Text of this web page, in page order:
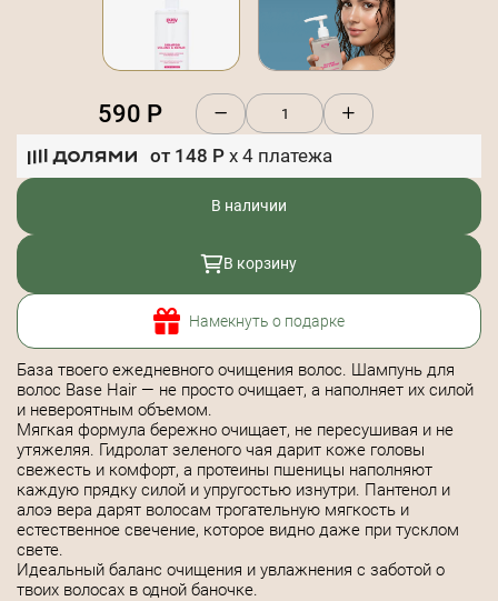
590 Р
от 148 Р x 4 платежа
В наличии
В корзину
Намекнуть о подарке
База твоего ежедневного очищения волос. Шампунь для
волос Base Hair — не просто очищает, а наполняет их силой
и невероятным объемом.
Мягкая формула бережно очищает, не пересушивая и не
утяжеляя. Гидролат зеленого чая дарит коже головы
свежесть и комфорт, а протеины пшеницы наполняют
каждую прядку силой и упругостью изнутри. Пантенол и
алоэ вера дарят волосам трогательную мягкость и
естественное свечение, которое видно даже при тусклом
свете.
Идеальный баланс очищения и увлажнения с заботой о
твоих волосах в одной баночке.